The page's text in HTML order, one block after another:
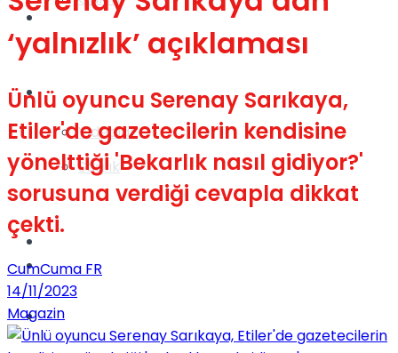
Videolar
Gündem
Gündem
Yaşam
Sağlık
Kadınca
‘yalnızlık’ açıklaması
Ünlü oyuncu Serenay Sarıkaya,
Etiler'de gazetecilerin kendisine
yönelttiği 'Bekarlık nasıl gidiyor?'
sorusuna verdiği cevapla dikkat
çekti.
CumCuma FR
14/11/2023
Magazin